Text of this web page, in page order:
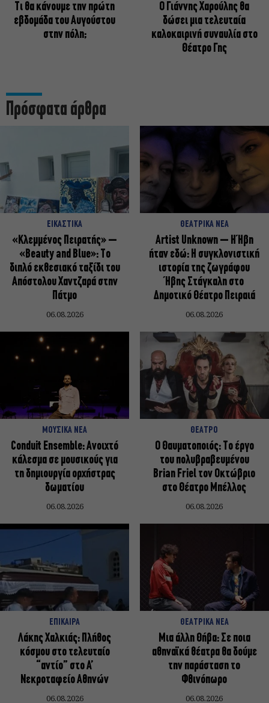
Τι θα κάνουμε την πρώτη
εβδομάδα του Αυγούστου
στην πόλη;
Ο Γιάννης Χαρούλης θα
δώσει μια τελευταία
καλοκαιρινή συναυλία στο
Θέατρο Γης
Πρόσφατα άρθρα
ΕΙΚΑΣΤΙΚΑ
«Κλεμμένος Πειρατής» –
«Beauty and Blue»: Το
διπλό εκθεσιακό ταξίδι του
Απόστολου Χαντζαρά στην
Πάτμο
06.08.2026
ΘΕΑΤΡΙΚΑ ΝΕΑ
Artist Unknown – Η Ήβη
ήταν εδώ: Η συγκλονιστική
ιστορία της ζωγράφου
Ήβης Στάγκαλη στο
Δημοτικό Θέατρο Πειραιά
06.08.2026
ΜΟΥΣΙΚΑ ΝΕΑ
Conduit Ensemble: Ανοιχτό
κάλεσμα σε μουσικούς για
τη δημιουργία ορχήστρας
δωματίου
06.08.2026
ΘΕΑΤΡΟ
Ο Θαυματοποιός: Το έργο
του πολυβραβευμένου
Brian Friel τον Οκτώβριο
στο Θέατρο Μπέλλος
06.08.2026
ΕΠΙΚΑΙΡΑ
Λάκης Χαλκιάς: Πλήθος
κόσμου στο τελευταίο
“αντίο” στο Α’
Νεκροταφείο Αθηνών
06.08.2026
ΘΕΑΤΡΙΚΑ ΝΕΑ
Μια άλλη Θήβα: Σε ποια
αθηναϊκά θέατρα θα δούμε
την παράσταση το
Φθινόπωρο
06.08.2026